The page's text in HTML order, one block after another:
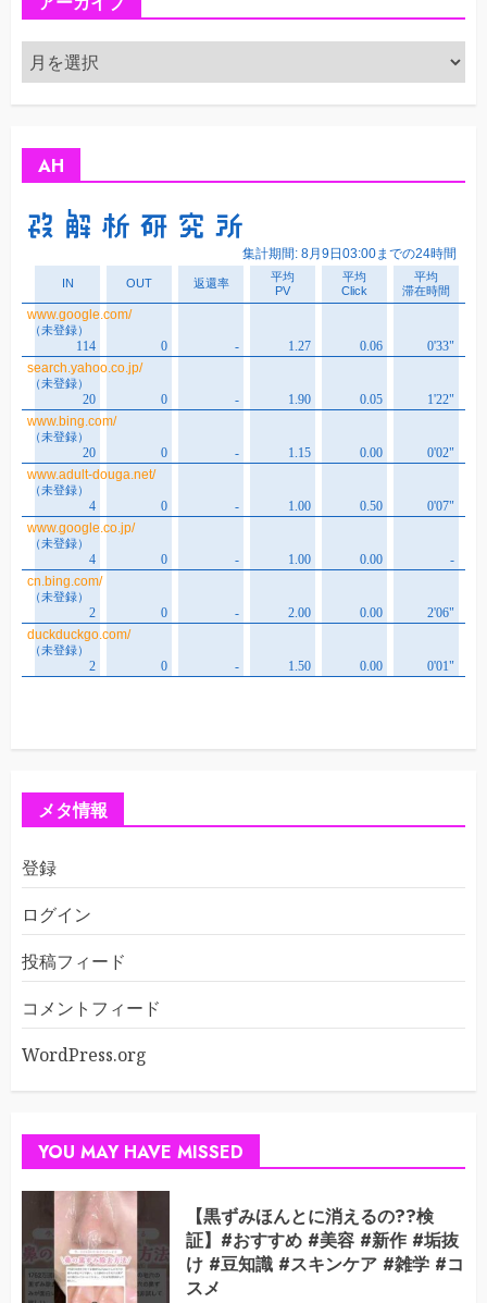
ア
ー
カ
AH
メタ情報
登録
ログイン
投稿フィード
コメントフィード
WordPress.org
YOU MAY HAVE MISSED
【黒ずみほんとに消えるの??検
証】#おすすめ #美容 #新作 #垢抜
け #豆知識 #スキンケア #雑学 #コ
スメ